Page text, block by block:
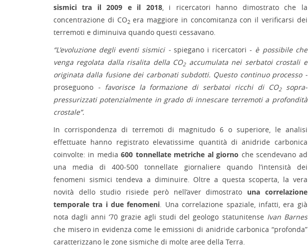
sismici tra il 2009 e il 2018, i ricercatori hanno dimostrato che la
concentrazione di CO2era maggiore in concomitanza con il verificarsi dei
terremoti e diminuiva quando questi cessavano.
“L'evoluzione degli eventi sismici - spiegano i ricercatori - è possibile che
venga regolata dalla risalita della CO2accumulata nei serbatoi crostali e
originata dalla fusione dei carbonati subdotti. Questo continuo processo -
proseguono - favorisce la formazione di serbatoi ricchi di CO2sopra-
pressurizzati potenzialmente in grado di innescare terremoti a profondità
crostale”.
In corrispondenza di terremoti di magnitudo 6 o superiore, le analisi
effettuate hanno registrato elevatissime quantità di anidride carbonica
coinvolte: in media600 tonnellate metriche al giorno che scendevano ad
una media di 400-500 tonnellate giornaliere quando l’intensità dei
fenomeni sismici tendeva a diminuire. Oltre a questa scoperta, la vera
novità dello studio risiede però nell’aver dimostrato una correlazione
temporale tra i due fenomeni. Una correlazione spaziale, infatti, era già
nota dagli anni ‘70 grazie agli studi del geologo statunitense Ivan Barnes
che misero in evidenza come le emissioni di anidride carbonica “profonda”
caratterizzano le zone sismiche di molte aree della Terra.